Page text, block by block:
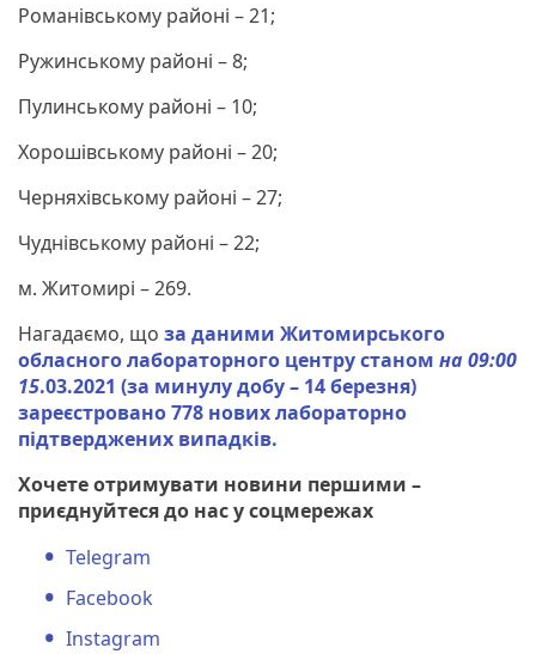
Романівському районі – 21;
Ружинському районі – 8;
Пулинському районі – 10;
Хорошівському районі – 20;
Черняхівському районі – 27;
Чуднівському районі – 22;
м. Житомирі – 269.
Нагадаємо, що за даними Житомирського
обласного лабораторного центру станом на 09:00
15.03.2021 (за минулу добу – 14 березня)
зареєстровано 778 нових лабораторно
підтверджених випадків.
Хочете отримувати новини першими –
приєднуйтеся до нас у соцмережах
Telegram
Facebook
Instagram